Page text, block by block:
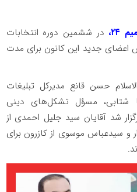
در ششمین دوره انتخابات
اعضای جدید این کانون برای مدت
حسن قانع مدیرکل تبلیغات
شتابی، مسؤل تشکل‌های دینی
شد آقایان سید جلیل احمدی از
و سیدعباس موسوی از کازرون برای